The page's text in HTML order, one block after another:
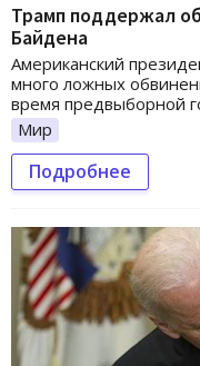
Трамп поддержал
Байдена
Американский
много ложных
время предвыборной
Мир
Подробнее